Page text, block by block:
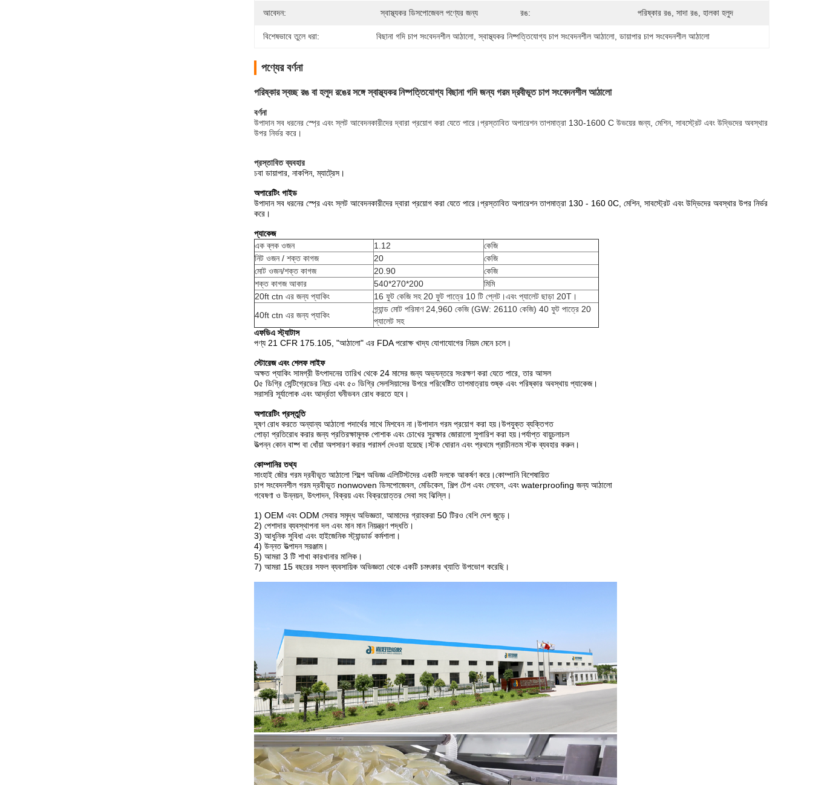
আবেদন: স্বাস্থ্যকর ডিসপোজেবল পণ্যের জন্য রঙ: পরিষ্কার রঙ, সাদা রঙ, হালকা হলুদ
বিশেষভাবে তুলে ধরা: বিছানা গদি চাপ সংবেদনশীল আঠালো , স্বাস্থ্যকর নিষ্পত্তিযোগ্য চাপ সংবেদনশীল আঠালো , ডায়াপার চাপ সংবেদনশীল আঠালো
পণ্যের বর্ণনা
পরিষ্কার স্বচ্ছ রঙ বা হলুদ রঙের সঙ্গে স্বাস্থ্যকর নিষ্পত্তিযোগ্য বিছানা গদি জন্য গরম দ্রবীভূত চাপ সংবেদনশীল আঠালো
বর্ণনা
উপাদান সব ধরনের স্প্রে এবং স্লট আবেদনকারীদের দ্বারা প্রয়োগ করা যেতে পারে।প্রস্তাবিত অপারেশন তাপমাত্রা 130-1600 C উভয়ের জন্য, মেশিন, সাবস্ট্রেট এবং উদ্ভিদের অবস্থার
উপর নির্ভর করে।
প্রস্তাবিত ব্যবহার
চবা ডায়াপার, নাকপিন, ম্যাট্রেস।
অপারেটিং গাইড
উপাদান সব ধরনের স্প্রে এবং স্লট আবেদনকারীদের দ্বারা প্রয়োগ করা যেতে পারে।প্রস্তাবিত অপারেশন তাপমাত্রা 130 - 160 0C, মেশিন, সাবস্ট্রেট এবং উদ্ভিদের অবস্থার উপর নির্ভর
করে।
প্যাকেজ
এক ব্লক ওজন
1.12
কেজি
নিট ওজন / শক্ত কাগজ
20
কেজি
মোট ওজন/শক্ত কাগজ
20.90
কেজি
শক্ত কাগজ আকার
540*270*200
মিমি
20ft ctn এর জন্য প্যাকিং
16 ফুট কেজি সহ 20 ফুট পাত্রে 10 টি প্লেট।এবং প্যালেট ছাড়া 20T।
40ft ctn এর জন্য প্যাকিং
গ্র্যান্ড মোট পরিমাণ 24,960 কেজি (GW: 26110 কেজি) 40 ফুট পাত্রে 20
প্যালেট সহ
এফডিএ স্ট্যাটাস
পণ্য 21 CFR 175.105, "আঠালো" এর FDA পরোক্ষ খাদ্য যোগাযোগের নিয়ম মেনে চলে।
স্টোরেজ এবং শেলফ লাইফ
অক্ষত প্যাকিং সামগ্রী উৎপাদনের তারিখ থেকে 24 মাসের জন্য অভ্যন্তরে সংরক্ষণ করা যেতে পারে, তার আসল
0৫ ডিগ্রি সেন্টিগ্রেডের নিচে এবং ৫০ ডিগ্রি সেলসিয়াসের উপরে পরিবেষ্টিত তাপমাত্রায় শুষ্ক এবং পরিষ্কার অবস্থায় প্যাকেজ।
সরাসরি সূর্যালোক এবং আর্দ্রতা ঘনীভবন রোধ করতে হবে।
অপারেটিং প্রস্তুতি
দূষণ রোধ করতে অন্যান্য আঠালো পদার্থের সাথে মিশবেন না।উপাদান গরম প্রয়োগ করা হয়।উপযুক্ত ব্যক্তিগত
পোড়া প্রতিরোধ করার জন্য প্রতিরক্ষামূলক পোশাক এবং চোখের সুরক্ষার জোরালো সুপারিশ করা হয়।পর্যাপ্ত বায়ুচলাচল
উত্পন্ন কোন বাষ্প বা ধোঁয়া অপসারণ করার পরামর্শ দেওয়া হয়েছে।স্টক ঘোরান এবং প্রথমে প্রাচীনতম স্টক ব্যবহার করুন।
কোম্পানির তথ্য
সাংহাই জৌর গরম দ্রবীভূত আঠালো শিল্পে অভিজ্ঞ এলিটিস্টদের একটি দলকে আকর্ষণ করে।কোম্পানি বিশেষায়িত
চাপ সংবেদনশীল গরম দ্রবীভূত nonwoven ডিসপোজেবল, মেডিকেল, শিল্প টেপ এবং লেবেল, এবং waterproofing জন্য আঠালো
গবেষণা ও উন্নয়ন, উৎপাদন, বিক্রয় এবং বিক্রয়োত্তর সেবা সহ ঝিল্লি।
1) OEM এবং ODM সেবার সমৃদ্ধ অভিজ্ঞতা, আমাদের গ্রাহকরা 50 টিরও বেশি দেশ জুড়ে।
2) পেশাদার ব্যবস্থাপনা দল এবং মান মান নিয়ন্ত্রণ পদ্ধতি।
3) আধুনিক সুবিধা এবং হাইজেনিক স্ট্যান্ডার্ড কর্মশালা।
4) উন্নত উত্পাদন সরঞ্জাম।
5) আমরা 3 টি শাখা কারখানার মালিক।
7) আমরা 15 বছরের সফল ব্যবসায়িক অভিজ্ঞতা থেকে একটি চমৎকার খ্যাতি উপভোগ করেছি।